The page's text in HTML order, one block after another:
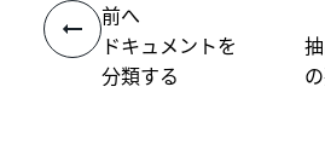
前へ
ドキュメントを
分類する